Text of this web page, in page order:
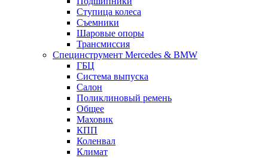
Ступица колеса
Съемники
Шаровые опоры
Трансмиссия
Специнструмент Mercedes & BMW
ГБЦ
Система выпуска
Салон
Поликлиновый ремень
Общее
Маховик
КПП
Коленвал
Климат